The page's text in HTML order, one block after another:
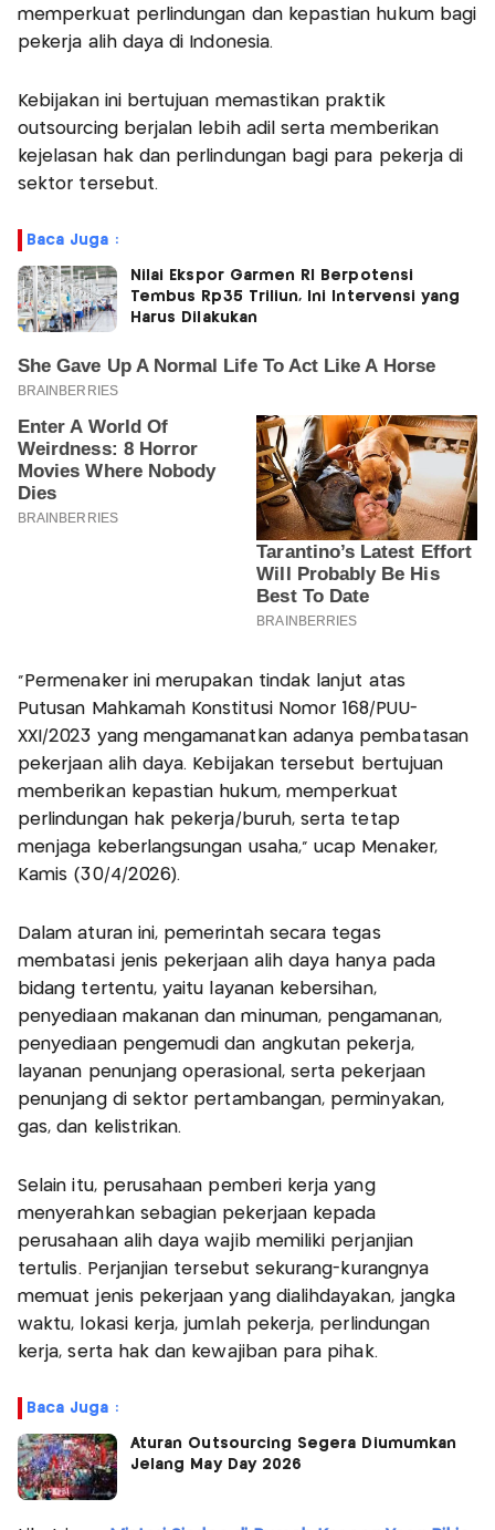
memperkuat perlindungan dan kepastian hukum bagi
pekerja alih daya di Indonesia.
Kebijakan ini bertujuan memastikan praktik
outsourcing berjalan lebih adil serta memberikan
kejelasan hak dan perlindungan bagi para pekerja di
sektor tersebut.
Baca Juga :
Nilai Ekspor Garmen RI Berpotensi
Tembus Rp35 Triliun, Ini Intervensi yang
Harus Dilakukan
“Permenaker ini merupakan tindak lanjut atas
Putusan Mahkamah Konstitusi Nomor 168/PUU-
XXI/2023 yang mengamanatkan adanya pembatasan
pekerjaan alih daya. Kebijakan tersebut bertujuan
memberikan kepastian hukum, memperkuat
perlindungan hak pekerja/buruh, serta tetap
menjaga keberlangsungan usaha,” ucap Menaker,
Kamis (30/4/2026).
Dalam aturan ini, pemerintah secara tegas
membatasi jenis pekerjaan alih daya hanya pada
bidang tertentu, yaitu layanan kebersihan,
penyediaan makanan dan minuman, pengamanan,
penyediaan pengemudi dan angkutan pekerja,
layanan penunjang operasional, serta pekerjaan
penunjang di sektor pertambangan, perminyakan,
gas, dan kelistrikan.
Selain itu, perusahaan pemberi kerja yang
menyerahkan sebagian pekerjaan kepada
perusahaan alih daya wajib memiliki perjanjian
tertulis. Perjanjian tersebut sekurang-kurangnya
memuat jenis pekerjaan yang dialihdayakan, jangka
waktu, lokasi kerja, jumlah pekerja, perlindungan
kerja, serta hak dan kewajiban para pihak.
Baca Juga :
Aturan Outsourcing Segera Diumumkan
Jelang May Day 2026